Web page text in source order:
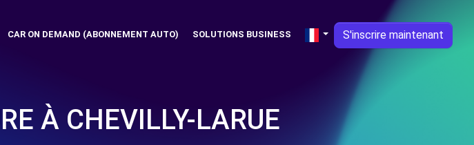
CAR ON DEMAND (ABONNEMENT AUTO) SOLUTIONS BUSINESS S'inscrire maintenant
À CHEVILLY-LARUE